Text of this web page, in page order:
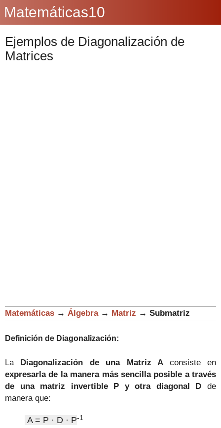
Matemáticas10
Ejemplos de Diagonalización de
Matrices
Matemáticas → Álgebra → Matriz → Submatriz
Definición de Diagonalización:
La Diagonalización de una Matriz A consiste en
expresarla de la manera más sencilla posible a través
de una matriz invertible P y otra diagonal D de
manera que:
A = P · D · P-1